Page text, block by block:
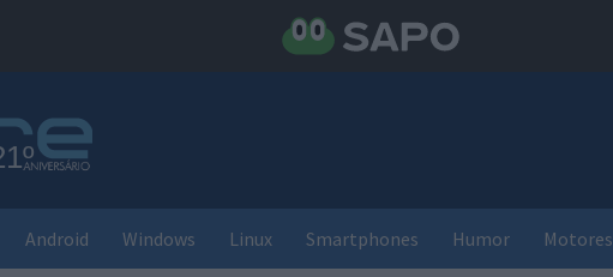
Android Windows Linux Smartphones Humor Motores